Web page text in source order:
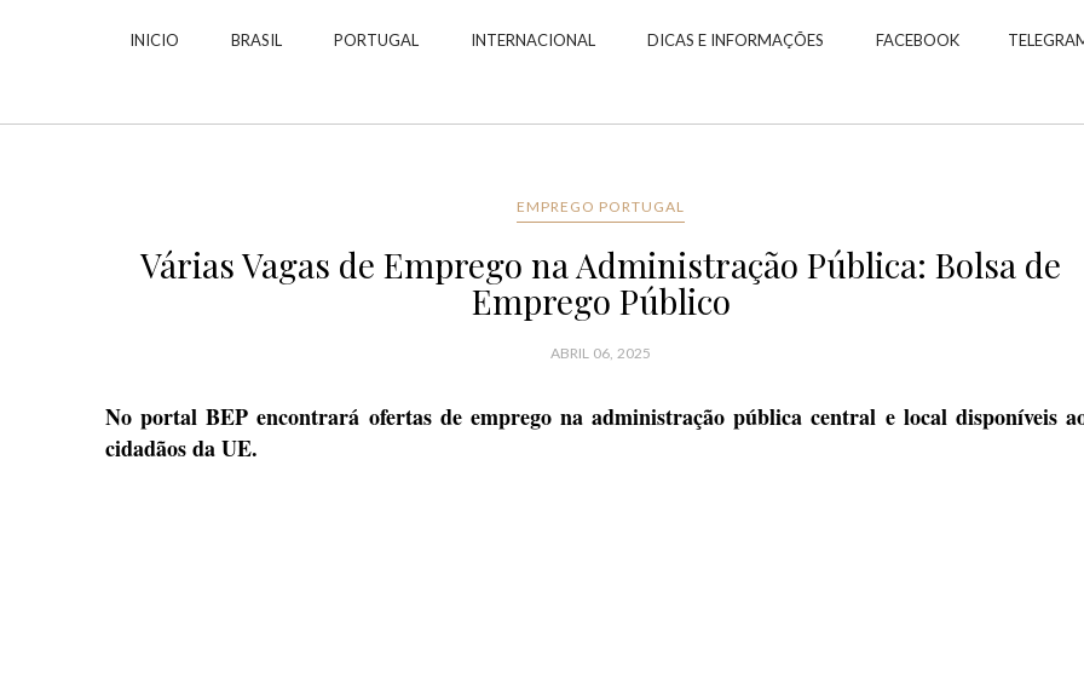
INICIO BRASIL PORTUGAL INTERNACIONAL DICAS E INFORMAÇÕES FACEBOOK
EMPREGO PORTUGAL
Várias Vagas de Emprego na Administração Pública: Bolsa de
Emprego Público
ABRIL 06, 2025
No portal BEP encontrará ofertas de emprego na administração pública central e local disponíveis
cidadãos da UE.